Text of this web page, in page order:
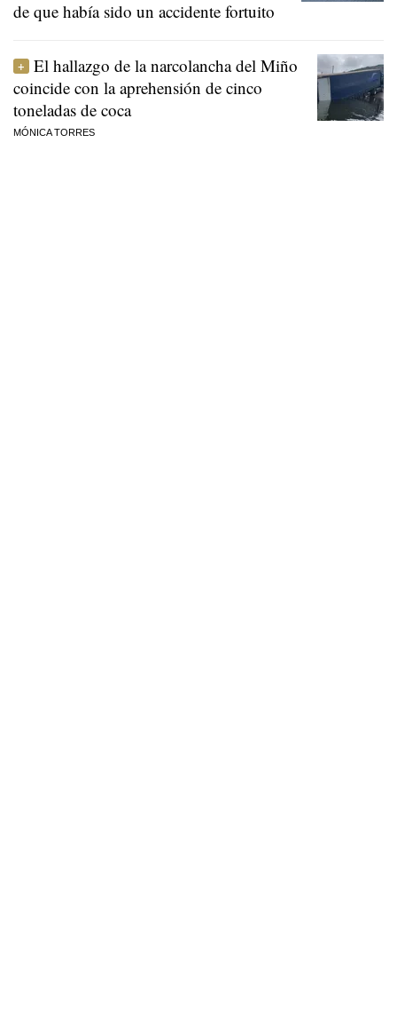
de que había sido un accidente fortuito
El hallazgo de la narcolancha del Miño
coincide con la aprehensión de cinco
toneladas de coca
MÓNICA TORRES